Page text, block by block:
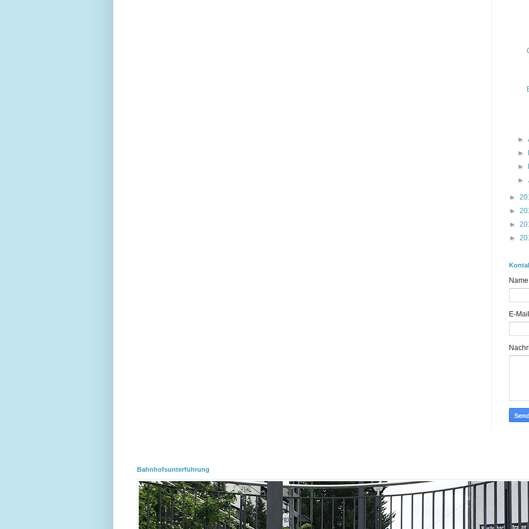
►
►
►
►
►
►
►
►
Name
E-Mail
Bahnhofsunterführung